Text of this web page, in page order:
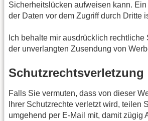
Sicherheitslücken aufweisen kann.
der Daten vor dem Zugriff durch Dritte
Ich behalte mir ausdrücklich rechtliche
der unverlangten Zusendung von
Schutzrechtsverletzung
Falls Sie vermuten, dass von dieser
Ihrer Schutzrechte verletzt wird, teilen
umgehend per E-Mail mit, damit zügig